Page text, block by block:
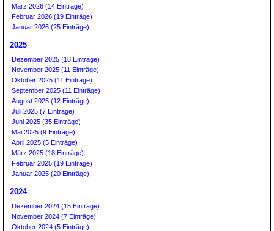
März 2026 (14 Einträge)
Februar 2026 (19 Einträge)
Januar 2026 (25 Einträge)
2025
Dezember 2025 (18 Einträge)
November 2025 (11 Einträge)
Oktober 2025 (11 Einträge)
September 2025 (11 Einträge)
August 2025 (12 Einträge)
Juli 2025 (7 Einträge)
Juni 2025 (35 Einträge)
Mai 2025 (9 Einträge)
April 2025 (5 Einträge)
März 2025 (18 Einträge)
Februar 2025 (19 Einträge)
Januar 2025 (20 Einträge)
2024
Dezember 2024 (15 Einträge)
November 2024 (7 Einträge)
Oktober 2024 (5 Einträge)